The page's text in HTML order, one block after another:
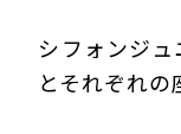
シフォンジ
とそれぞれの